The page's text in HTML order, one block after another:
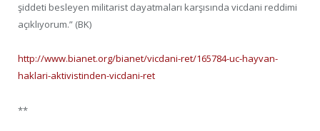
şiddeti besleyen militarist dayatmaları karşısında vicdani reddimi
açıklıyorum.” (BK)
http://www.bianet.org/bianet/vicdani-ret/165784-uc-hayvan-
haklari-aktivistinden-vicdani-ret
**